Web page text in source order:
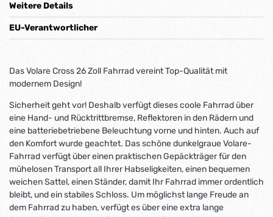
Weitere Details
EU-Verantwortlicher
Das Volare Cross 26 Zoll Fahrrad vereint Top-Qualität mit
modernem Design!
Sicherheit geht vor! Deshalb verfügt dieses coole Fahrrad über
eine Hand- und Rücktrittbremse, Reflektoren in den Rädern und
eine batteriebetriebene Beleuchtung vorne und hinten. Auch auf
den Komfort wurde geachtet. Das schöne dunkelgraue Volare-
Fahrrad verfügt über einen praktischen Gepäckträger für den
mühelosen Transport all Ihrer Habseligkeiten, einen bequemen
weichen Sattel, einen Ständer, damit Ihr Fahrrad immer ordentlich
bleibt, und ein stabiles Schloss. Um möglichst lange Freude an
dem Fahrrad zu haben, verfügt es über eine extra lange